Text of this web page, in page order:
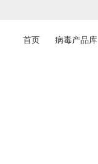
首页 病毒产品库